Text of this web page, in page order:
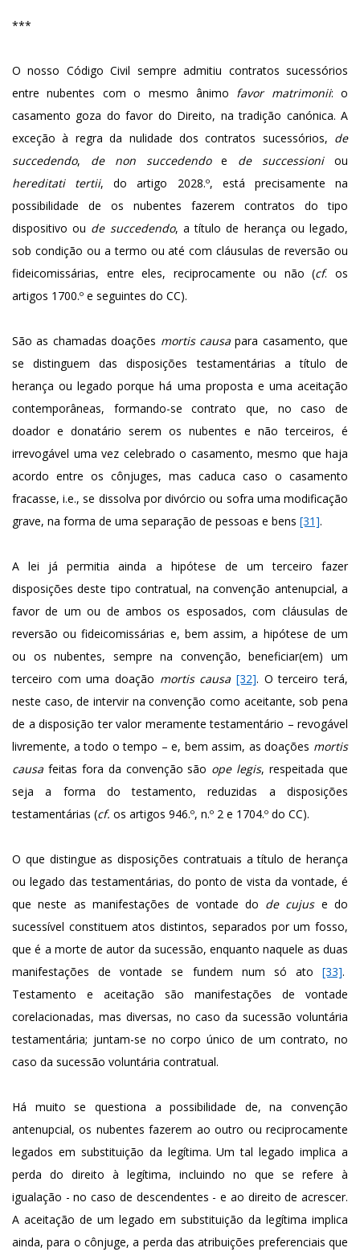
***
O nosso Código Civil sempre admitiu contratos sucessórios
entre nubentes com o mesmo ânimo favor matrimonii: o
casamento goza do favor do Direito, na tradição canónica. A
exceção à regra da nulidade dos contratos sucessórios, de
succedendo, de non succedendoe de successioniou
hereditati tertii, do artigo 2028.º, está precisamente na
possibilidade de os nubentes fazerem contratos do tipo
dispositivo ou de succedendo, a título de herança ou legado,
sob condição ou a termo ou até com cláusulas de reversão ou
fideicomissárias, entre eles, reciprocamente ou não (cf. os
artigos 1700.º e seguintes do CC).
São as chamadas doações mortis causapara casamento, que
se distinguem das disposições testamentárias a título de
herança ou legado porque há uma proposta e uma aceitação
contemporâneas, formando-se contrato que, no caso de
doador e donatário serem os nubentes e não terceiros, é
irrevogável uma vez celebrado o casamento, mesmo que haja
acordo entre os cônjuges, mas caduca caso o casamento
fracasse, i.e., se dissolva por divórcio ou sofra uma modificação
grave, na forma de uma separação de pessoas e bens [31].
A lei já permitia ainda a hipótese de um terceiro fazer
disposições deste tipo contratual, na convenção antenupcial, a
favor de um ou de ambos os esposados, com cláusulas de
reversão ou fideicomissárias e, bem assim, a hipótese de um
ou os nubentes, sempre na convenção, beneficiar(em) um
terceiro com uma doação mortis causa[32]. O terceiro terá,
neste caso, de intervir na convenção como aceitante, sob pena
de a disposição ter valor meramente testamentário – revogável
livremente, a todo o tempo – e, bem assim, as doações mortis
causa feitas fora da convenção são ope legis, respeitada que
seja a forma do testamento, reduzidas a disposições
testamentárias (cf. os artigos 946.º, n.º 2 e 1704.º do CC).
O que distingue as disposições contratuais a título de herança
ou legado das testamentárias, do ponto de vista da vontade, é
que neste as manifestações de vontade do de cujuse do
sucessível constituem atos distintos, separados por um fosso,
que é a morte de autor da sucessão, enquanto naquele as duas
manifestações de vontade se fundem num só ato [33].
Testamento e aceitação são manifestações de vontade
corelacionadas, mas diversas, no caso da sucessão voluntária
testamentária; juntam-se no corpo único de um contrato, no
caso da sucessão voluntária contratual.
Há muito se questiona a possibilidade de, na convenção
antenupcial, os nubentes fazerem ao outro ou reciprocamente
legados em substituição da legítima. Um tal legado implica a
perda do direito à legítima, incluindo no que se refere à
igualação - no caso de descendentes - e ao direito de acrescer.
A aceitação de um legado em substituição da legítima implica
ainda, para o cônjuge, a perda das atribuições preferenciais que